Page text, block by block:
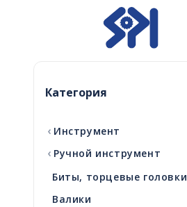
Категория
‹ Инструмент
‹ Ручной инструмент
Биты, торцевые головки
Валики